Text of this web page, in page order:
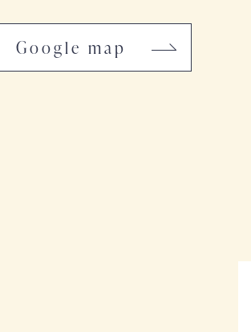
Google map